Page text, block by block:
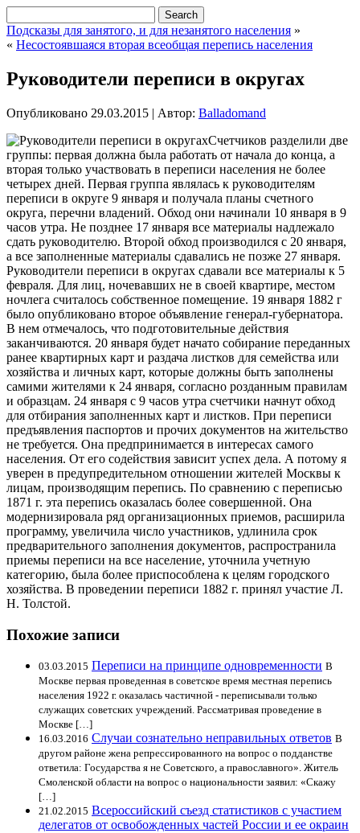
Подсказы для занятого, и для незанятого населения »
« Несостоявшаяся вторая всеобщая перепись населения
Руководители переписи в округах
Опубликовано 29.03.2015 | Автор: Balladomand
Счетчиков разделили две
группы: первая должна была работать от начала до конца, а
вторая только участвовать в переписи населения не более
четырех дней. Первая группа являлась к руководителям
переписи в округе 9 января и получала планы счетного
округа, перечни владений. Обход они начинали 10 января в 9
часов утра. Не позднее 17 января все материалы надлежало
сдать руководителю. Второй обход производился с 20 января,
а все заполненные материалы сдавались не позже 27 января.
Руководители переписи в округах сдавали все материалы к 5
февраля. Для лиц, ночевавших не в своей квартире, местом
ночлега считалось собственное помещение. 19 января 1882 г
было опубликовано второе объявление генерал-губернатора.
В нем отмечалось, что подготовительные действия
заканчиваются. 20 января будет начато собирание переданных
ранее квартирных карт и раздача листков для семейства или
хозяйства и личных карт, которые должны быть заполнены
самими жителями к 24 января, согласно розданным правилам
и образцам. 24 января с 9 часов утра счетчики начнут обход
для отбирания заполненных карт и листков. При переписи
предъявления паспортов и прочих документов на жительство
не требуется. Она предпринимается в интересах самого
населения. От его содействия зависит успех дела. А потому я
уверен в предупредительном отношении жителей Москвы к
лицам, производящим перепись. По сравнению с переписью
1871 г. эта перепись оказалась более совершенной. Она
модернизировала ряд организационных приемов, расширила
программу, увеличила число участников, удлинила срок
предварительного заполнения документов, распространила
приемы переписи на все население, уточнила учетную
категорию, была более приспособлена к целям городского
хозяйства. В проведении переписи 1882 г. принял участие Л.
Н. Толстой.
Похожие записи
03.03.2015 Переписи на принципе одновременности В
Москве первая проведенная в советское время местная перепись
населения 1922 г. оказалась частичной - переписывали только
служащих советских учреждений. Рассматривая проведение в
Москве […]
16.03.2016 Случаи сознательно неправильных ответов В
другом районе жена репрессированного на вопрос о подданстве
ответила: Государства я не Советского, а православного». Житель
Смоленской области на вопрос о национальности заявил: «Скажу
[…]
21.02.2015 Всероссийский съезд статистиков с участием
делегатов от освобожденных частей России и ее окраин